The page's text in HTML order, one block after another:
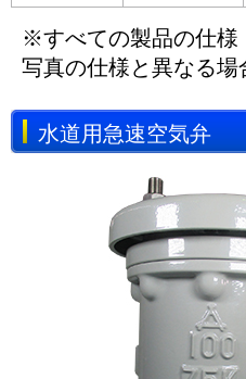
※すべての製品の仕様
写真の仕様と異なる場
水道用急速空気弁